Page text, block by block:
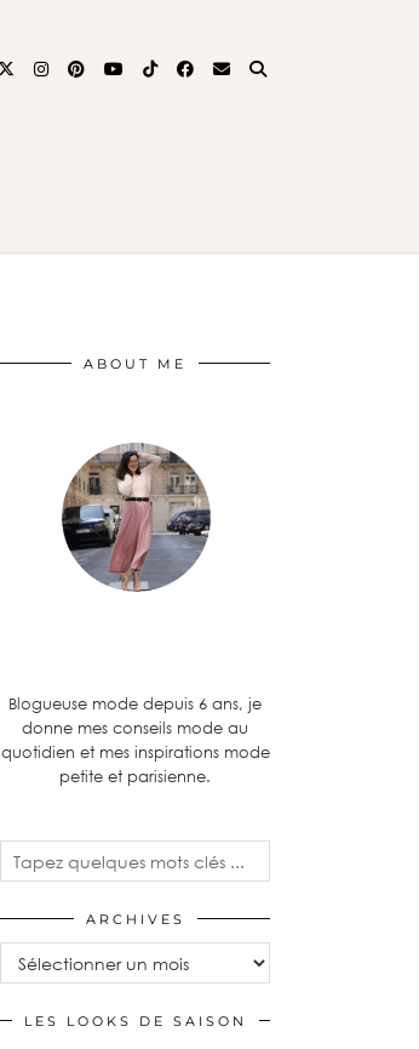
ABOUT ME
Blogueuse mode depuis 6 ans, je
donne mes conseils mode au
quotidien et mes inspirations mode
petite et parisienne.
ARCHIVES
LES LOOKS DE SAISON